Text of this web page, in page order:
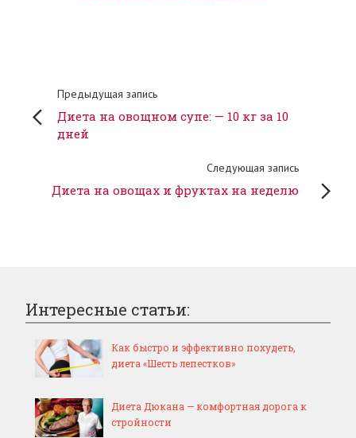
Предыдущая запись
Диета на овощном супе: — 10 кг за 10
дней
Следующая запись
Диета на овощах и фруктах на неделю
Интересные статьи:
Как быстро и эффективно похудеть,
диета «Шесть лепестков»
Диета Дюкана — комфортная дорога к
стройности